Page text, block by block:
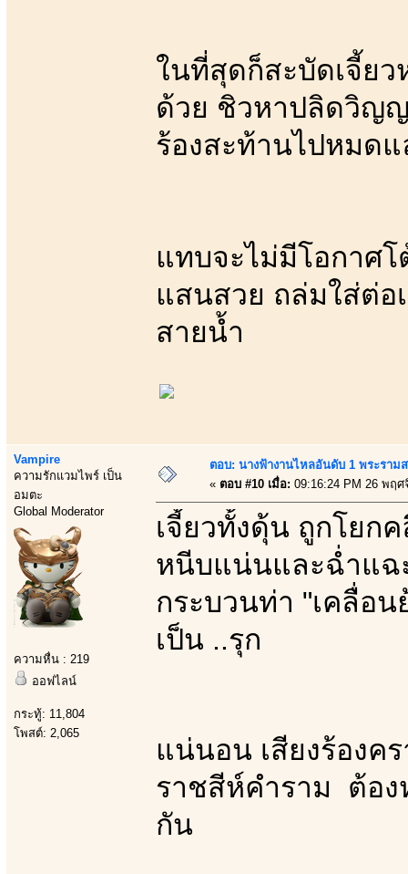
ในที่สุดก็สะบัดเจี้ย
ด้วย ชิวหาปลิดวิญ
ร้องสะท้านไปหมดแ
แทบจะไม่มีโอกาศ
แสนสวย ถล่มใส่ต่อ
สายน้ำ
Vampire
ความรักแวมไพร์ เป็น
อมตะ
Global Moderator
ความหื่น : 219
ออฟไลน์
กระทู้: 11,804
โพสต์: 2,065
ตอบ: นางฟ้างานไหลอันดับ 1 พระราม
« ตอบ #10 เมื่อ: 09:16:24 PM 26 พฤ
เจี้ยวทั้งดุ้น ถูกโยก
หนีบแน่นและฉ่ำแฉ
กระบวนท่า "เคลื่อ
เป็น ..รุก
แน่นอน เสียงร้องค
ราชสีห์คำราม ต้อง
กัน